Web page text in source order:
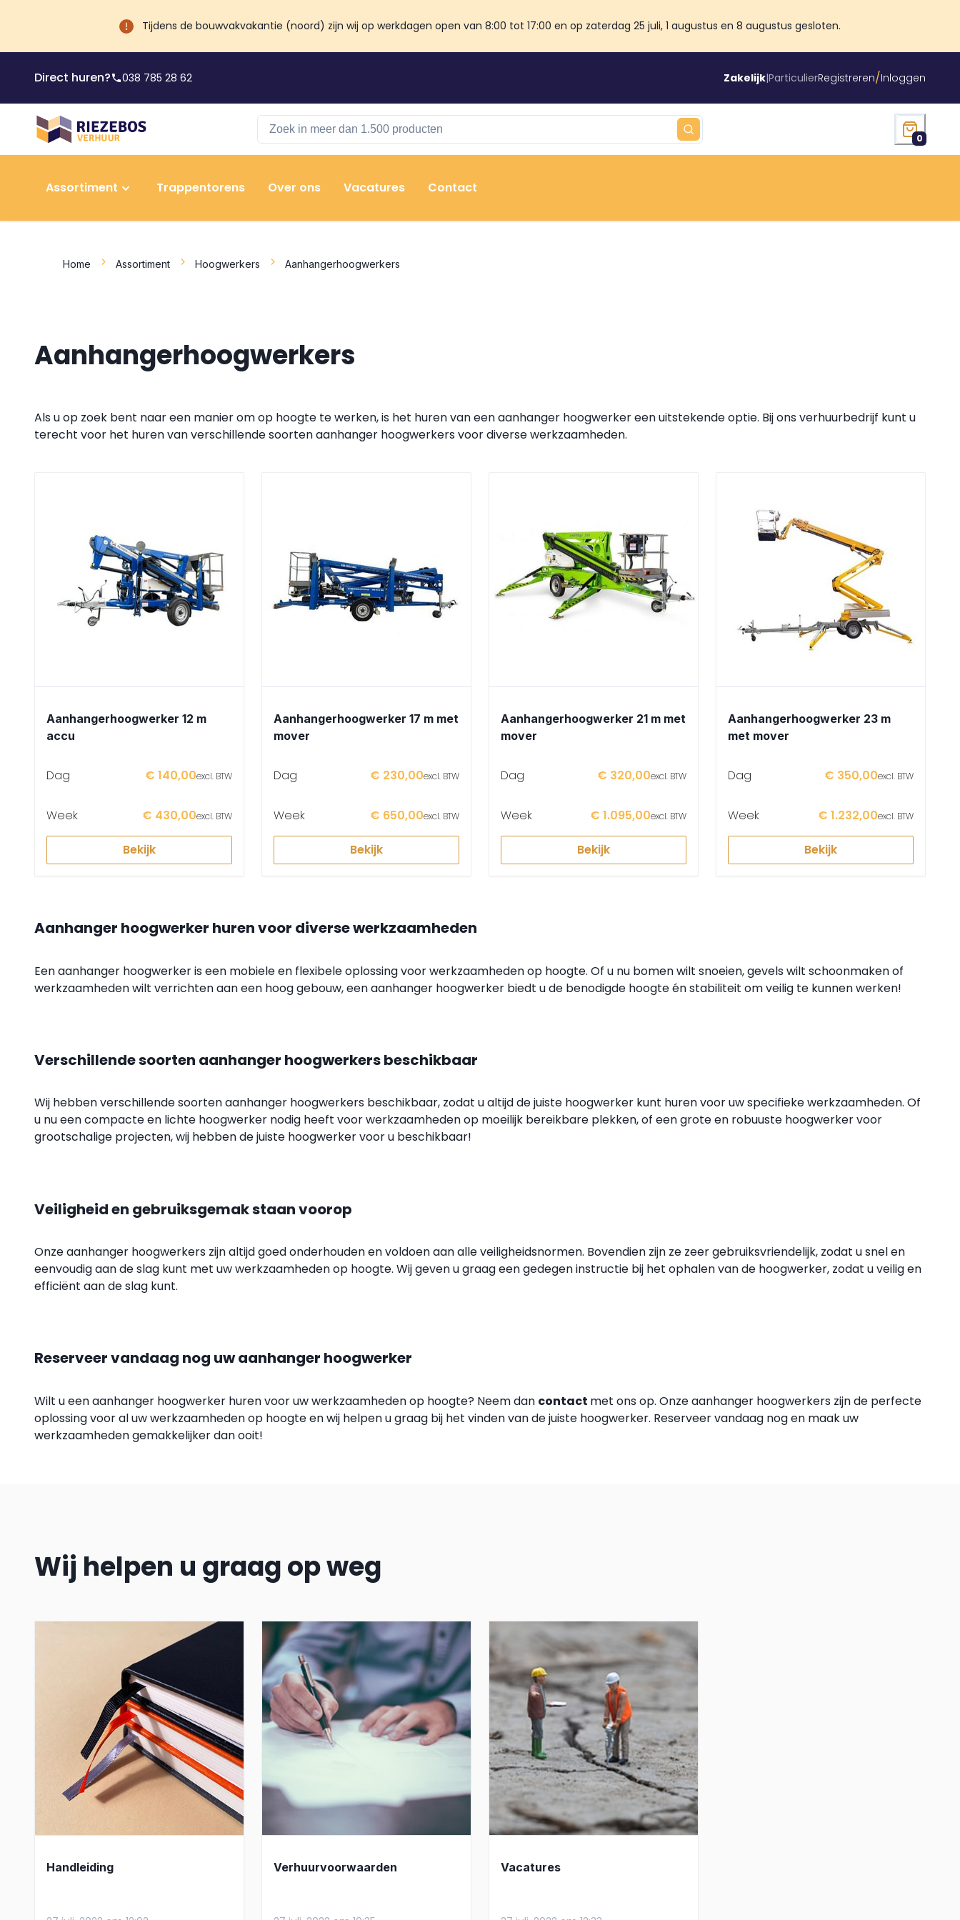
Tijdens de bouwvakvakantie (noord) zijn wij op werkdagen open van 8:00 tot 17:00 en op zaterdag 25 juli, 1 augustus en 8 augustus gesloten.
Direct huren? 038 785 28 62 Zakelijk|ParticulierRegistreren/Inloggen
0
Assortiment Trappentorens Over ons Vacatures Contact
Home Assortiment Hoogwerkers Aanhangerhoogwerkers
Aanhangerhoogwerkers
Als u op zoek bent naar een manier om op hoogte te werken, is het huren van een aanhanger hoogwerker een uitstekende optie. Bij ons verhuurbedrijf kunt u
terecht voor het huren van verschillende soorten aanhanger hoogwerkers voor diverse werkzaamheden.
Aanhangerhoogwerker 12 m
accu
Dag € 140,00excl. BTW
Week € 430,00excl. BTW
Bekijk
Aanhangerhoogwerker 17 m met
mover
Dag € 230,00excl. BTW
Week € 650,00excl. BTW
Bekijk
Aanhangerhoogwerker 21 m met
mover
Dag € 320,00excl. BTW
Week € 1.095,00excl. BTW
Bekijk
Aanhangerhoogwerker 23 m
met mover
Dag € 350,00excl. BTW
Week € 1.232,00excl. BTW
Bekijk
Aanhanger hoogwerker huren voor diverse werkzaamheden
Een aanhanger hoogwerker is een mobiele en flexibele oplossing voor werkzaamheden op hoogte. Of u nu bomen wilt snoeien, gevels wilt schoonmaken of
werkzaamheden wilt verrichten aan een hoog gebouw, een aanhanger hoogwerker biedt u de benodigde hoogte én stabiliteit om veilig te kunnen werken!
Verschillende soorten aanhanger hoogwerkers beschikbaar
Wij hebben verschillende soorten aanhanger hoogwerkers beschikbaar, zodat u altijd de juiste hoogwerker kunt huren voor uw specifieke werkzaamheden. Of
u nu een compacte en lichte hoogwerker nodig heeft voor werkzaamheden op moeilijk bereikbare plekken, of een grote en robuuste hoogwerker voor
grootschalige projecten, wij hebben de juiste hoogwerker voor u beschikbaar!
Veiligheid en gebruiksgemak staan voorop
Onze aanhanger hoogwerkers zijn altijd goed onderhouden en voldoen aan alle veiligheidsnormen. Bovendien zijn ze zeer gebruiksvriendelijk, zodat u snel en
eenvoudig aan de slag kunt met uw werkzaamheden op hoogte. Wij geven u graag een gedegen instructie bij het ophalen van de hoogwerker, zodat u veilig en
efficiënt aan de slag kunt.
Reserveer vandaag nog uw aanhanger hoogwerker
Wilt u een aanhanger hoogwerker huren voor uw werkzaamheden op hoogte? Neem dan contact met ons op. Onze aanhanger hoogwerkers zijn de perfecte
oplossing voor al uw werkzaamheden op hoogte en wij helpen u graag bij het vinden van de juiste hoogwerker. Reserveer vandaag nog en maak uw
werkzaamheden gemakkelijker dan ooit!
Wij helpen u graag op weg
Handleiding Verhuurvoorwaarden Vacatures